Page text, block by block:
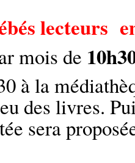
lecteurs
mois de
à la
des livres.
sera